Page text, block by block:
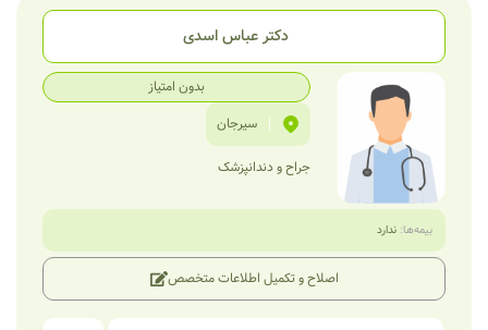
دکتر عباس اسدی
بدون امتیاز
| سیرجان
جراح و دندانپزشک
بیمه‌ها: ندارد
اصلاح و تکمیل اطلاعات متخصص